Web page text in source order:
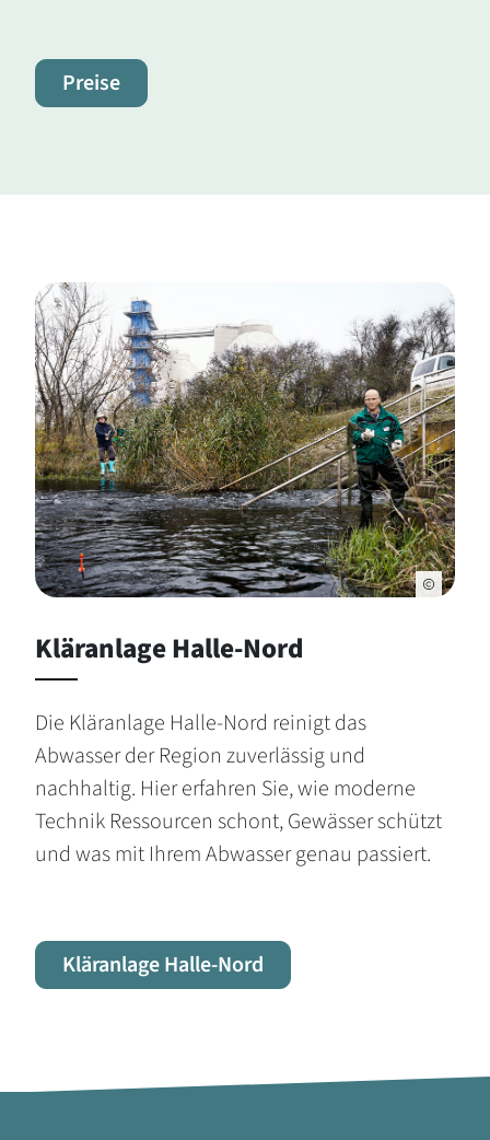
Preise
Kläranlage Halle-Nord
Die Kläranlage Halle-Nord reinigt das
Abwasser der Region zuverlässig und
nachhaltig. Hier erfahren Sie, wie moderne
Technik Ressourcen schont, Gewässer schützt
und was mit Ihrem Abwasser genau passiert.
Kläranlage Halle-Nord